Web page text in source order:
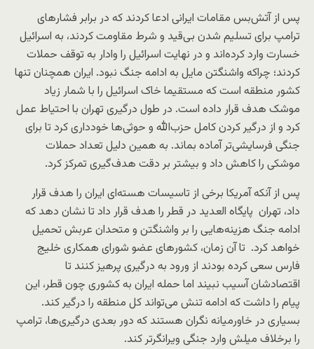
پس از آتش‌بس مقامات ایرانی ادعا کردند که در برابر فشارهای
ترامپ برای تسلیم شدن بی‌قید و شرط مقاومت کردند، به اسرائیل
خسارت وارد کرده‌اند و در نهایت اسرائیل را وادار به توقف حملات
کردند؛ چراکه واشنگتن مایل به ادامه جنگ نبود. ایران همچنان تنها
کشور منطقه است که مستقیما خاک اسرائیل را با شمار زیاد
موشک هدف قرار داده است. در طول درگیری تهران با احتیاط عمل
کرد و از درگیر کردن کامل حزب‌الله و حوثی‌ها خودداری کرد تا برای
جنگی فرسایشی‌تر آماده بماند. به همین دلیل تعداد حملات
موشکی را کاهش داد و بیشتر بر دقت هدف‌گیری تمرکز کرد.
پس از آنکه آمریکا برخی از تاسیسات هسته‌ای ایران را هدف قرار
داد، تهران پایگاه العدید در قطر را هدف قرار داد تا نشان دهد که
ادامه جنگ هزینه‌هایی را بر واشنگتن و متحدان عربش تحمیل
خواهد کرد. تا آن زمان، کشورهای عضو شورای همکاری خلیج
فارس سعی کرده بودند از ورود به درگیری پرهیز کنند تا
اقتصادشان آسیب نبیند اما حمله ایران به کشوری چون قطر، این
پیام را داشت که ادامه تنش می‌تواند کل منطقه را درگیر کند.
بسیاری در خاورمیانه نگران‌ هستند که دور بعدی درگیری‌ها، ترامپ
را برخلاف میلش وارد جنگی ویرانگرتر کند.